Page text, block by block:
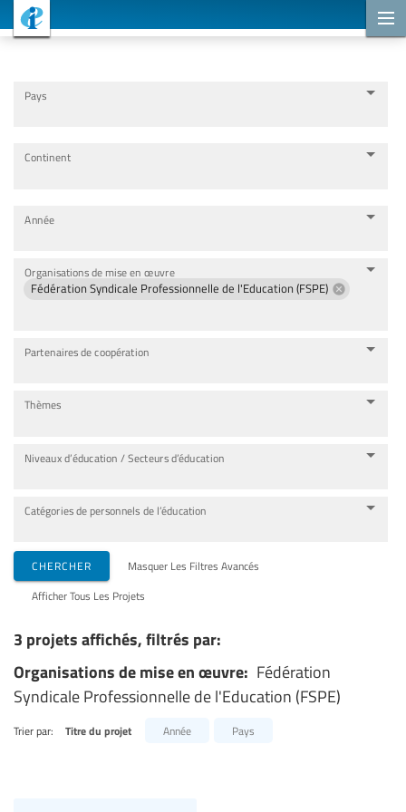
Pays
Continent
Année
Organisations de mise en œuvre
Fédération Syndicale Professionnelle de l'Education (FSPE)
Partenaires de coopération
Thèmes
Niveaux d’éducation / Secteurs d’éducation
Catégories de personnels de l’éducation
CHERCHER Masquer Les Filtres Avancés
Afficher Tous Les Projets
3 projets affichés, filtrés par:
Organisations de mise en œuvre: Fédération
Syndicale Professionnelle de l'Education (FSPE)
Trier par: Titre du projet Année Pays